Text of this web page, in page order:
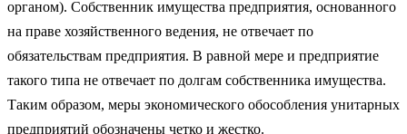
органом). Собственник имущества предприятия, основанного
на праве хозяйственного ведения, не отвечает по
обязательствам пред­приятия. В равной мере и предприятие
такого типа не отвечает по долгам собственника имущества.
Таким образом, меры эко­номического обособления унитарных
предприятий обозначены четко и жестко.